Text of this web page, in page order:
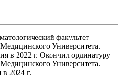
факультет
Университета.
в 2022 г. Окончил ординатуру
Университета.
в 2024 г.